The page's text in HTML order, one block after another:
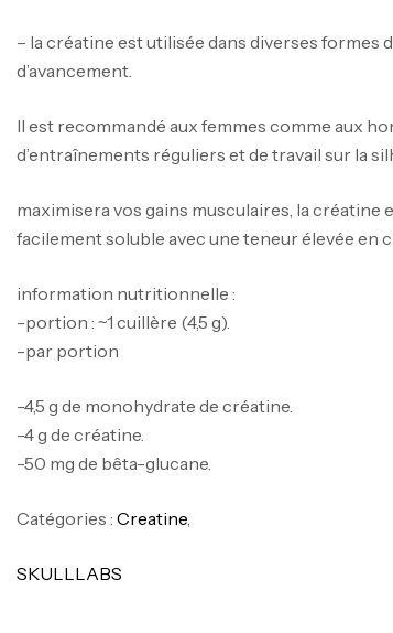
– la créatine est utilisée dans diverses formes
d’avancement.
Il est recommandé aux femmes comme aux
d’entraînements réguliers et de travail sur la
maximisera vos gains musculaires, la
facilement soluble avec une teneur élevée en
information nutritionnelle :
-portion : ~1 cuillère (4,5 g).
-par portion
-4,5 g de monohydrate de créatine.
-4 g de créatine.
-50 mg de bêta-glucane.
Catégories : Creatine,
SKULLLABS